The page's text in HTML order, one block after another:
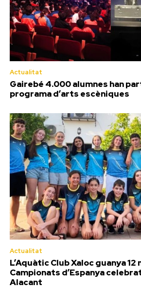
Actualitat
Gairebé 4.000 alumnes han
programa d’arts escèniques
Actualitat
L’Aquàtic Club Xaloc guanya
Campionats d’Espanya
Alacant